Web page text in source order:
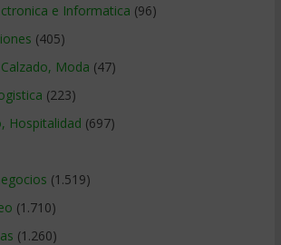
e Informatica (96)
(405)
Moda (47)
(223)
Hospitalidad (697)
(1.519)
(1.710)
(1.260)